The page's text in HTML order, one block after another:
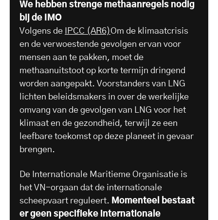
We hebben strenge methaanregels nodig
bij de IMO
Volgens de
IPCC (AR6)Om de klimaatcrisis
en de verwoestende gevolgen ervan voor
mensen aan te pakken, moet de
methaanuitstoot op korte termijn dringend
worden aangepakt. Voorstanders van LNG
lichten beleidsmakers in over de werkelijke
omvang van de gevolgen van LNG voor het
klimaat en de gezondheid, terwijl ze een
leefbare toekomst op deze planeet in gevaar
brengen.
De Internationale Maritieme Organisatie is
het VN-orgaan dat de internationale
scheepvaart reguleert. Momenteel bestaat
er geen specifieke internationale